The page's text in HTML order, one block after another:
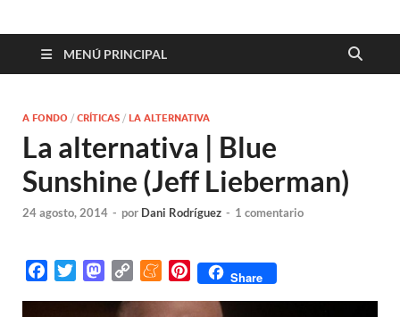
Cine maldito
MENÚ PRINCIPAL
A FONDO / CRÍTICAS / LA ALTERNATIVA
La alternativa | Blue
Sunshine (Jeff Lieberman)
24 agosto, 2014 - por Dani Rodríguez - 1 comentario
M
M
P
Share